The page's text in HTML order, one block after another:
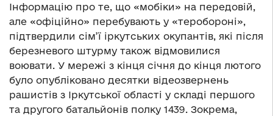
Інформацію про те, що «мобіки» на передовій,
але «офіційно» перебувають у «теробороні»,
підтвердили сім’ї іркутських окупантів, які після
березневого штурму також відмовилися
воювати. У мережі з кінця січня до кінця лютого
було опубліковано десятки відеозвернень
рашистів з Іркутської області у складі першого
та другого батальйонів полку 1439. Зокрема,